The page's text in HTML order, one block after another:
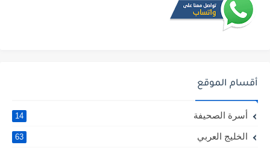
أقسام الموقع
أسرة الصحيفة 14
الخليج العربي 63